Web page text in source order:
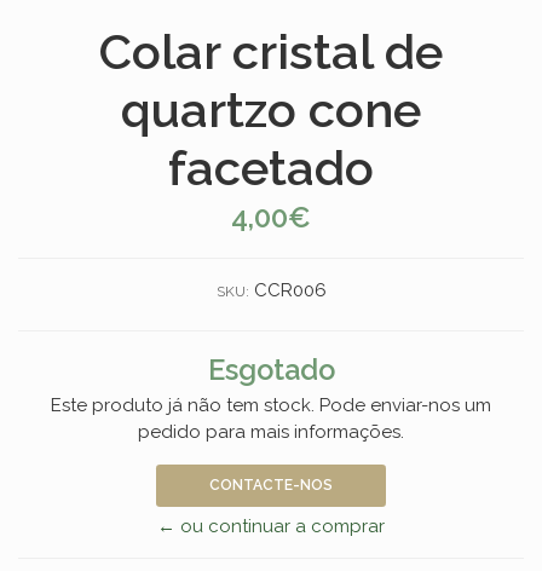
Colar cristal de
quartzo cone
facetado
4,00€
SKU: CCR006
Esgotado
Este produto já não tem stock. Pode enviar-nos um
pedido para mais informações.
CONTACTE-NOS
← ou continuar a comprar